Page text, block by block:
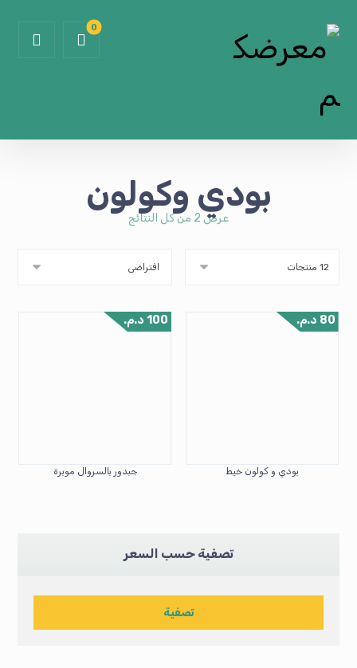
بودي وكولون
عرض ⁦2⁩ من كل النتائج
بودي و كولون خيط
80 د.م.
جبدور بالسروال موبرة
100 د.م.
تصفية حسب السعر
تصفية